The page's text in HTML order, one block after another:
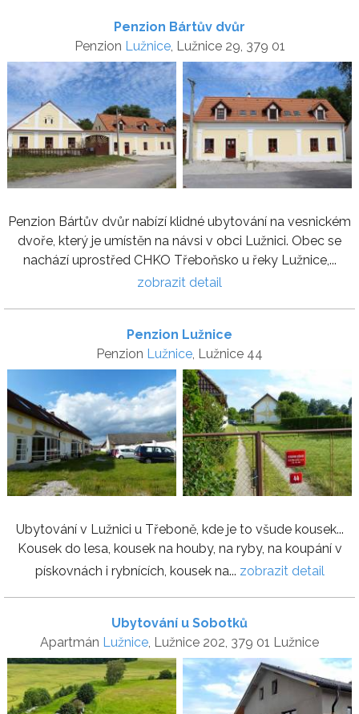
Penzion Bártův dvůr
Penzion Lužnice, Lužnice 29, 379 01
Penzion Bártův dvůr nabízí klidné ubytování na vesnickém
dvoře, který je umístěn na návsi v obci Lužnici. Obec se
nachází uprostřed CHKO Třeboňsko u řeky Lužnice,...
zobrazit detail
Penzion Lužnice
Penzion Lužnice , Lužnice 44
Ubytování v Lužnici u Třeboně, kde je to všude kousek...
Kousek do lesa, kousek na houby, na ryby, na koupání v
pískovnách i rybnících, kousek na... zobrazit detail
Ubytování u Sobotků
Apartmán Lužnice, Lužnice 202, 379 01 Lužnice